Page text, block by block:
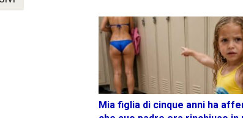
Mia figlia di cinque anni ha